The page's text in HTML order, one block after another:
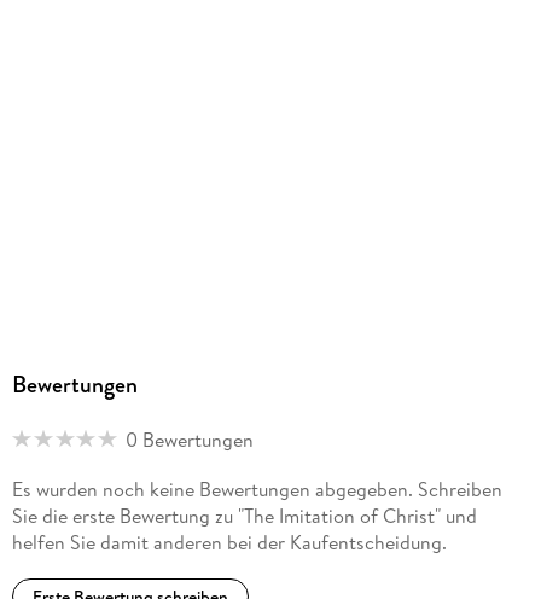
Bewertungen
0 Bewertungen
Es wurden noch keine Bewertungen abgegeben. Schreiben
Sie die erste Bewertung zu "The Imitation of Christ" und
helfen Sie damit anderen bei der Kaufentscheidung.